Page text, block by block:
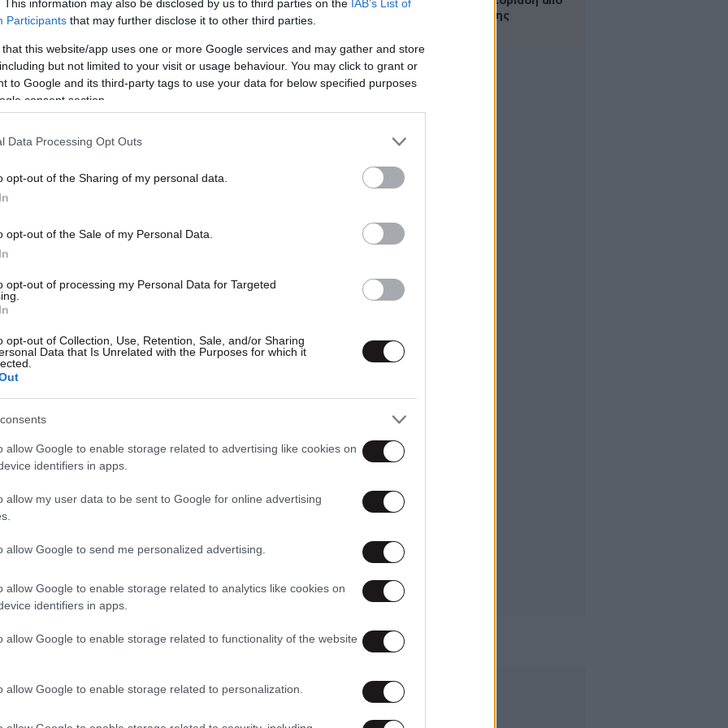
This information may also be disclosed by us to third parties on the IAB’s List of
Participants that may further disclose it to other third parties.
that this website/app uses one or more Google services and may gather and store
but not limited to your visit or usage behaviour. You may click to grant or
to Google and its third-party tags to use your data for below specified purposes
consent section.
Data Processing Opt Outs
opt-out of the Sharing of my personal data.
opt-out of the Sale of my Personal Data.
opt-out of processing my Personal Data for Targeted
opt-out of Collection, Use, Retention, Sale, and/or Sharing
Data that Is Unrelated with the Purposes for which it
allow Google to enable storage related to advertising like cookies on
identifiers in apps.
allow my user data to be sent to Google for online advertising
allow Google to send me personalized advertising.
allow Google to enable storage related to analytics like cookies on
identifiers in apps.
allow Google to enable storage related to functionality of the website
allow Google to enable storage related to personalization.
του Άρη έχει προχωρήσει σε
«Κλεάνθης Βικελίδης». Η θέση τους
το Σκόρδα και γι’ αυτό κάνουν ό,τι μπορούν
διοίκησή του να πιάσει δουλειά.
που είχε ταχθεί υπέρ της Γ’
του λόχου» και οι άνθρωποί της είναι
απ’ τη διοίκηση Σκόρδα να κάνει χρήση
που επικρατεί και των εξελίξεων που
δραματικές.
το μπάνιο της
ΑΘΛΗΤΙΚΑ ΟΛΑ ΤΑ ΑΡΘΡΑ